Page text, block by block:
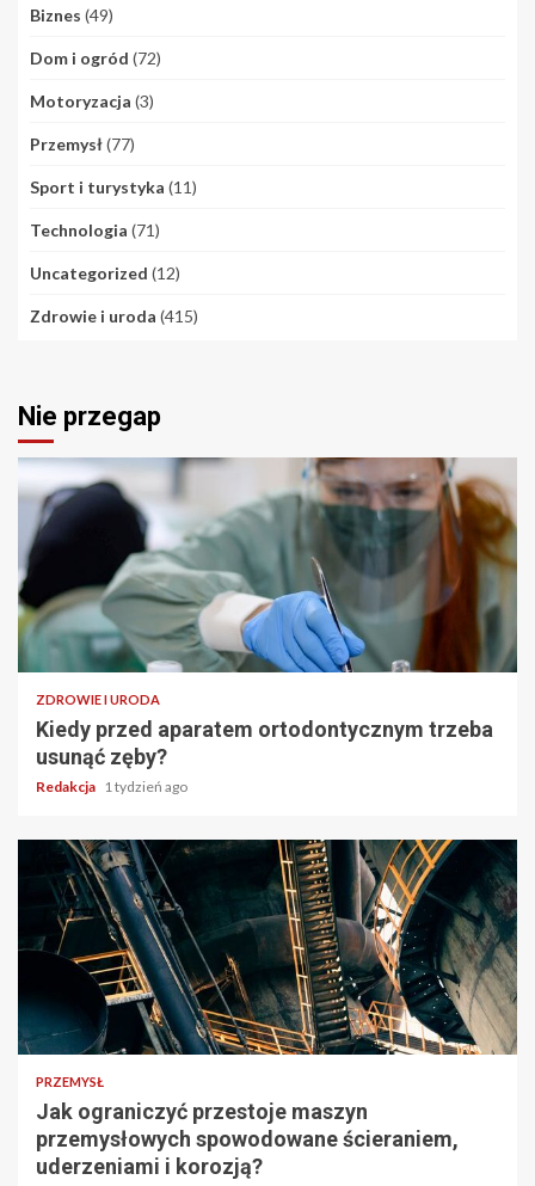
Biznes (49)
Dom i ogród (72)
Motoryzacja (3)
Przemysł(77)
Sport i turystyka (11)
Technologia (71)
Uncategorized (12)
Zdrowie i uroda (415)
Nie przegap
ZDROWIE I URODA
Kiedy przed aparatem ortodontycznym trzeba
usunąć zęby?
Redakcja 1 tydzień ago
PRZEMYSŁ
Jak ograniczyć przestoje maszyn
przemysłowych spowodowane ścieraniem,
uderzeniami i korozją?